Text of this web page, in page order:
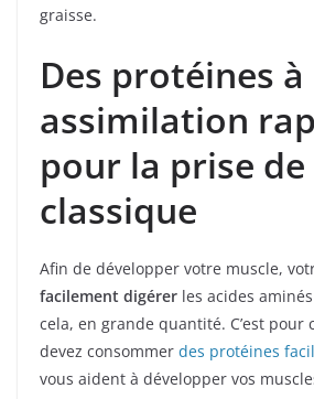
graisse.
Des protéines à
assimilation
pour la prise de
classique
Afin de développer votre muscle,
facilement digérer les acides
cela, en grande quantité. C’est pour
devez consommer des protéines
vous aident à développer vos